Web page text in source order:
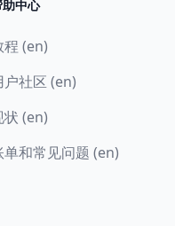
中心
程 (en)
户社区 (en)
状 (en)
单和常见问题 (en)